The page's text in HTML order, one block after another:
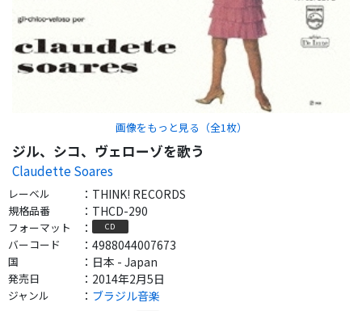
画像をもっと見る（全1 枚）
ジル、シコ、ヴェローゾを歌う
Claudette Soares
レーベル ： THINK! RECORDS
規格品番 ： THCD-290
フォーマット ： CD
バーコード ： 4988044007673
国 ： 日本 - Japan
発売日 ： 2014年2月5日
ジャンル ： ブラジル音楽